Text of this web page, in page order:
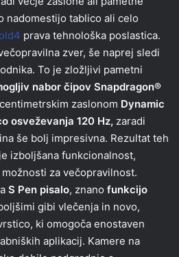
nadomestijo tablico ali celo
prava tehnološka poslastica.
zver, še naprej sledi
To je zložljivi pametni
nabor čipov Snapdragon®
zaslonom Dynamic
osveževanja 120 Hz, zaradi
še bolj impresivna. Rezultat teh
izboljšana funkcionalnost,
za večopravilnost.
S Pen pisalo, znano funkcijo
gibi vlečenja in novo,
ki omogoča enostaven
aplikacij. Kamere na